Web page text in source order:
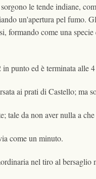
le tende indiane,
un'apertura pel
formando come una
punto ed è terminata alle
ai prati di Castello; ma
tale da non aver nulla a
come un minuto.
nel tiro al